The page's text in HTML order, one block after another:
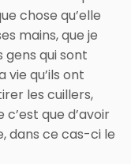
chose qu’elle
mains, que je
gens qui sont
vie qu’ils ont
les cuillers,
que d’avoir
dans ce cas-ci le